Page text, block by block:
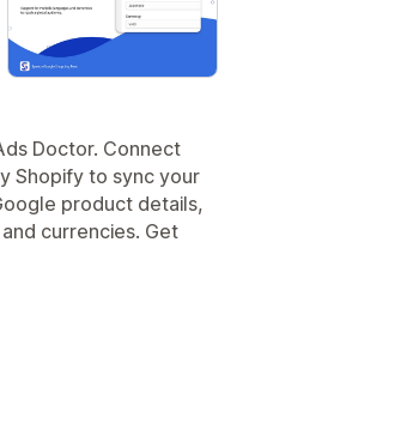
Doctor. Connect
Shopify to sync your
product details,
currencies. Get